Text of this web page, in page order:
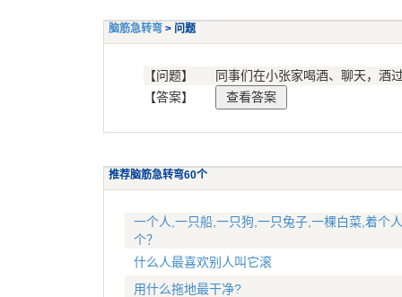
脑筋急转弯 > 问题
【问题】
同事们在小张家喝酒、聊天，酒
【答案】
推荐脑筋急转弯60个
一个人,一只船,一只狗,一只兔子,一棵白菜,着个
个？
什么人最喜欢别人叫它滚
用什么拖地最干净?